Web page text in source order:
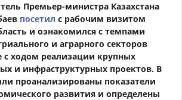
Премьер-министра Казахстана
посетил с рабочим визитом
и ознакомился с темпами
и аграрного секторов
с ходом реализации крупных
и инфраструктурных проектов. В
проанализированы показатели
развития и определены